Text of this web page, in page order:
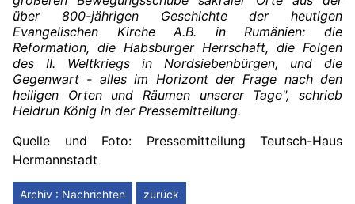
über 800-jährigen Geschichte der heutigen
Evangelischen Kirche A.B. in Rumänien: die
Reformation, die Habsburger Herrschaft, die Folgen
des II. Weltkriegs in Nordsiebenbürgen, und die
Gegenwart - alles im Horizont der Frage nach den
heiligen Orten und Räumen unserer Tage", schrieb
Heidrun König in der Pressemitteilung.
Quelle und Foto: Pressemitteilung Teutsch-Haus
Hermannstadt
Archiv : Nachrichten zurück